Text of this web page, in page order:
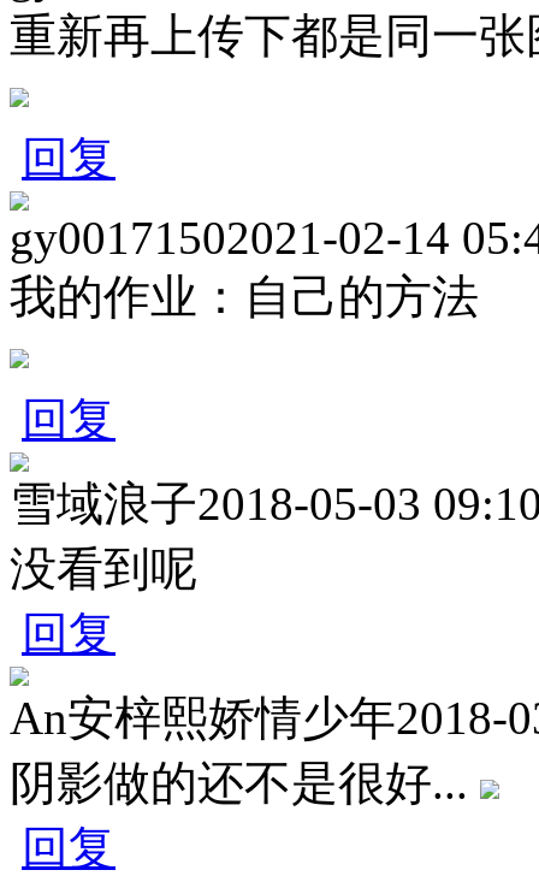
重新再上传下都是同一
回复
gy00171502021-02-14
我的作业：自己的方法
回复
雪域浪子2018-05-03
没看到呢
回复
An安梓熙娇情少年2018-
阴影做的还不是很好...
回复